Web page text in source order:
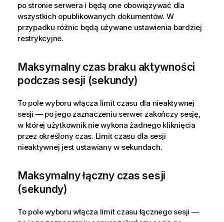
po stronie serwera i będą one obowiązywać dla
wszystkich opublikowanych dokumentów. W
przypadku różnic będą używane ustawienia bardziej
restrykcyjne.
Maksymalny czas braku aktywności
podczas sesji (sekundy)
To pole wyboru włącza limit czasu dla nieaktywnej
sesji — po jego zaznaczeniu serwer zakończy sesję,
w której użytkownik nie wykona żadnego kliknięcia
przez określony czas. Limit czasu dla sesji
nieaktywnej jest ustawiany w sekundach.
Maksymalny łączny czas sesji
(sekundy)
To pole wyboru włącza limit czasu łącznego sesji —